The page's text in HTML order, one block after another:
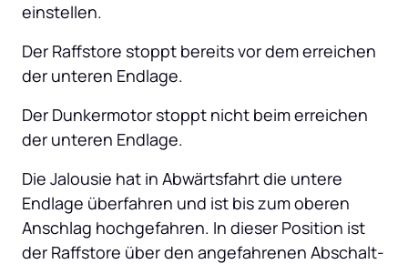
einstellen.
Der Raffstore stoppt bereits vor dem erreichen
der unteren Endlage.
Der Dunkermotor stoppt nicht beim erreichen
der unteren Endlage.
Die Jalousie hat in Abwärtsfahrt die untere
Endlage überfahren und ist bis zum oberen
Anschlag hochgefahren. In dieser Position ist
der Raffstore über den angefahrenen Abschalt-